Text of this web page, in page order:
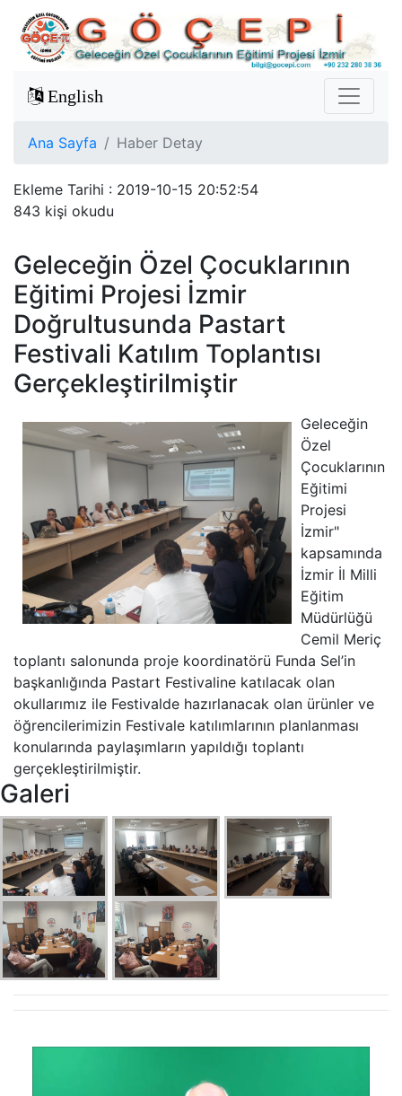
English
Ana Sayfa Haber Detay
Ekleme Tarihi : 2019-10-15 20:52:54
843 kişi okudu
Geleceğin Özel Çocuklarının
Eğitimi Projesi İzmir
Doğrultusunda Pastart
Festivali Katılım Toplantısı
Gerçekleştirilmiştir
Geleceğin
Özel
Çocuklarının
Eğitimi
Projesi
İzmir"
kapsamında
İzmir İl Milli
Eğitim
Müdürlüğü
Cemil Meriç
toplantı salonunda proje koordinatörü Funda Sel’in
başkanlığında Pastart Festivaline katılacak olan
okullarımız ile Festivalde hazırlanacak olan ürünler ve
öğrencilerimizin Festivale katılımlarının planlanması
konularında paylaşımların yapıldığı toplantı
gerçekleştirilmiştir.
Galeri